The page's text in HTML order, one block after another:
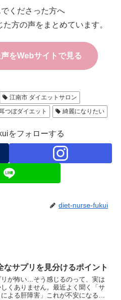
くださった方へ
方の声をまとめています。
をWebサイトで見る
江南市 ダイエットサロン
つぼダイエット 綺麗になりたい
をフォローする
diet-nurse-fukui
なサプリを見分けるポイント
が怖い…そう感じるのって、実は
しくありません。最近よく聞く「サ
による肝障害」これが不安になる理